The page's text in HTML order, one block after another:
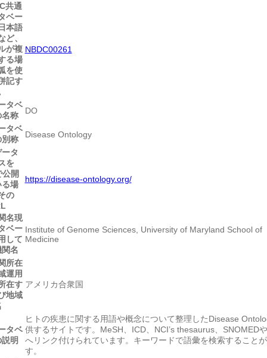
共通
ベー
本語
ど、
が複
る場
を使
記す
NBDC00261
タベ
称
DO
タベ
称
Disease Ontology
タ
を
開
場
の
https://disease-ontology.org/
名現
ベー
して
名
Institute of Genome Sciences, University of Maryland School of
Medicine
所在
運用
在す
地域
アメリカ合衆国
タベ
明
ヒトの疾患に関する用語や概念について整理したDisease
供するサイトです。MeSH、ICD、NCI’s thesaurus、SNOMED
へリンク付けられています。キーワードで語彙を検索すること
す。